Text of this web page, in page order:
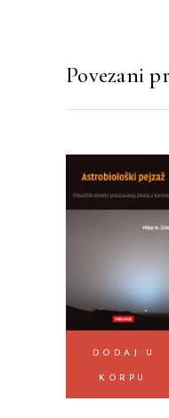
Povezani
DODAJ U
KORPU